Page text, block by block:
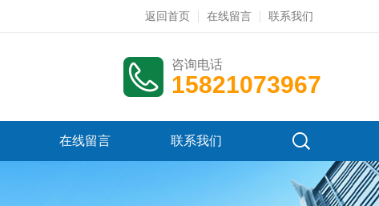
返回首页 在线留言 联系我们
咨询电话
15821073967
在线留言 联系我们